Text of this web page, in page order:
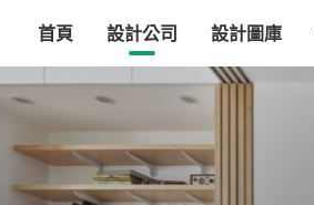
首頁 設計公司 設計圖庫